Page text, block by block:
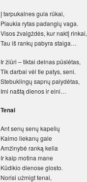
Į tarpukalnes gula rūkai,
Plaukia rytas padangių vaga.
Visos žvaigždės, kur naktį rinkai,
Tau iš rankų pabyra staiga…
Ir žiūri – tiktai delnas pūslėtas,
Tik darbai vėl tie patys, seni.
Stebuklingų sapnų palydėtas,
Imi naštą dienos ir eini…
Tenai
Ant senų senų kapelių
Kaimo liekanų gale
Amžinybė ranką kelia
Ir kaip motina mane
Kūdikio dienose glosto.
Norisi užmigt tenai,